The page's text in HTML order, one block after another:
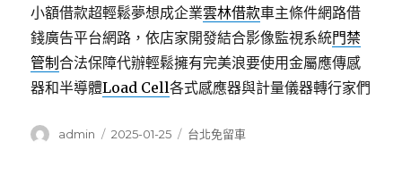
小額借款超輕鬆夢想成企業雲林借款車主條件網路借
錢廣告平台網路，依店家開發結合影像監視系統門禁
管制合法保障代辦輕鬆擁有完美浪要使用金屬應傳感
器和半導體Load Cell各式感應器與計量儀器轉行家們
作
admin
發
2025-01-25
分
台北免留車